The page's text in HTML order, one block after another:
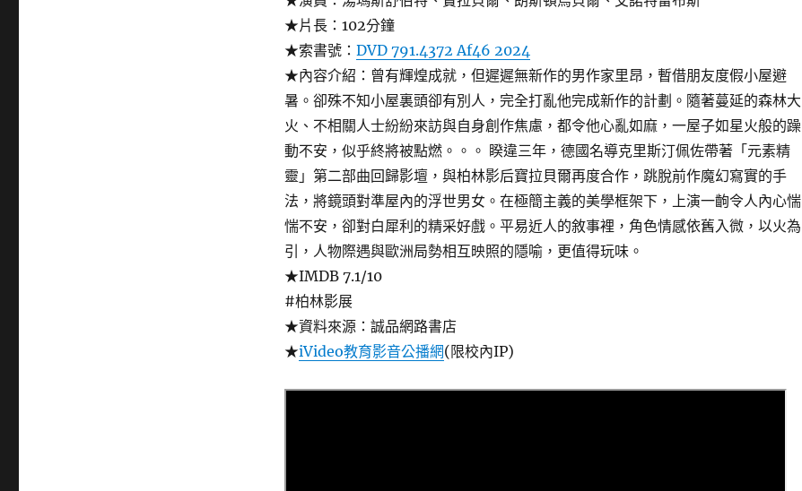
★片長：102分鐘
★索書號： DVD 791.4372 Af46 2024
★內容介紹：曾有輝煌成就，但遲遲無新作的男作家里昂，暫借朋友度假小屋避
暑。卻殊不知小屋裏頭卻有別人，完全打亂他完成新作的計劃。隨著蔓延的森林大
火、不相關人士紛紛來訪與自身創作焦慮，都令他心亂如麻，一屋子如星火般的躁
動不安，似乎終將被點燃。。。 睽違三年，德國名導克里斯汀佩佐帶著「元素精
靈」第二部曲回歸影壇，與柏林影后寶拉貝爾再度合作，跳脫前作魔幻寫實的手
法，將鏡頭對準屋內的浮世男女。在極簡主義的美學框架下，上演一齣令人內心惴
惴不安，卻對白犀利的精采好戲。平易近人的敘事裡，角色情感依舊入微，以火為
引，人物際遇與歐洲局勢相互映照的隱喻，更值得玩味。
★IMDB 7.1/10
#柏林影展
★資料來源：誠品網路書店
★iVideo教育影音公播網(限校內IP)